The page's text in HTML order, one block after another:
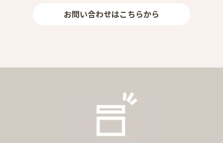
お問い合わせはこちらから